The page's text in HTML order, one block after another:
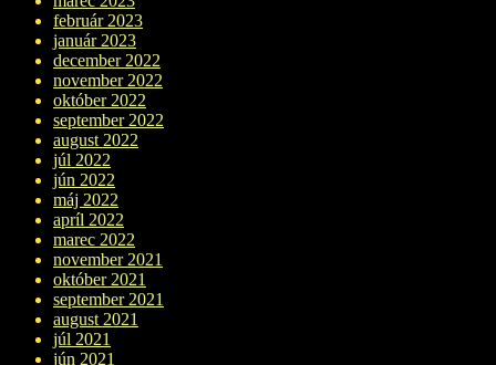
február 2023
január 2023
december 2022
november 2022
október 2022
september 2022
august 2022
júl 2022
jún 2022
máj 2022
apríl 2022
marec 2022
november 2021
október 2021
september 2021
august 2021
júl 2021
jún 2021